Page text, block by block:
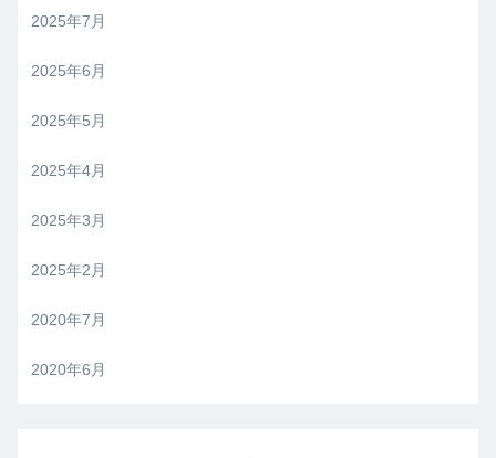
2025年7月
2025年6月
2025年5月
2025年4月
2025年3月
2025年2月
2020年7月
2020年6月